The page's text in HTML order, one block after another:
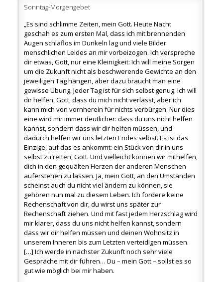
Sonntag-Morgengebet
„Es sind schlimme Zeiten, mein Gott. Heute Nacht
geschah es zum ersten Mal, dass ich mit brennenden
Augen schlaflos im Dunkeln lag und viele Bilder
menschlichen Leides an mir vorbeizogen. Ich verspreche
dir etwas, Gott, nur eine Kleinigkeit: Ich will meine Sorgen
um die Zukunft nicht als beschwerende Gewichte an den
jeweiligen Tag hängen, aber dazu braucht man eine
gewisse Übung. Jeder Tag ist für sich selbst genug. Ich will
dir helfen, Gott, dass du mich nicht verlässt, aber ich
kann mich von vornherein für nichts verbürgen. Nur dies
eine wird mir immer deutlicher: dass du uns nicht helfen
kannst, sondern dass wir dir helfen müssen, und
dadurch helfen wir uns letzten Endes selbst. Es ist das
Einzige, auf das es ankommt: ein Stück von dir in uns
selbst zu retten, Gott. Und vielleicht können wir mithelfen,
dich in den gequälten Herzen der anderen Menschen
auferstehen zu lassen. Ja, mein Gott, an den Umständen
scheinst auch du nicht viel ändern zu können, sie
gehören nun mal zu diesem Leben. Ich fordere keine
Rechenschaft von dir, du wirst uns später zur
Rechenschaft ziehen. Und mit fast jedem Herzschlag wird
mir klarer, dass du uns nicht helfen kannst, sondern
dass wir dir helfen müssen und deinen Wohnsitz in
unserem Inneren bis zum Letzten verteidigen müssen.
[…] Ich werde in nächster Zukunft noch sehr viele
Gespräche mit dir führen… Du – mein Gott – sollst es so
gut wie möglich bei mir haben.